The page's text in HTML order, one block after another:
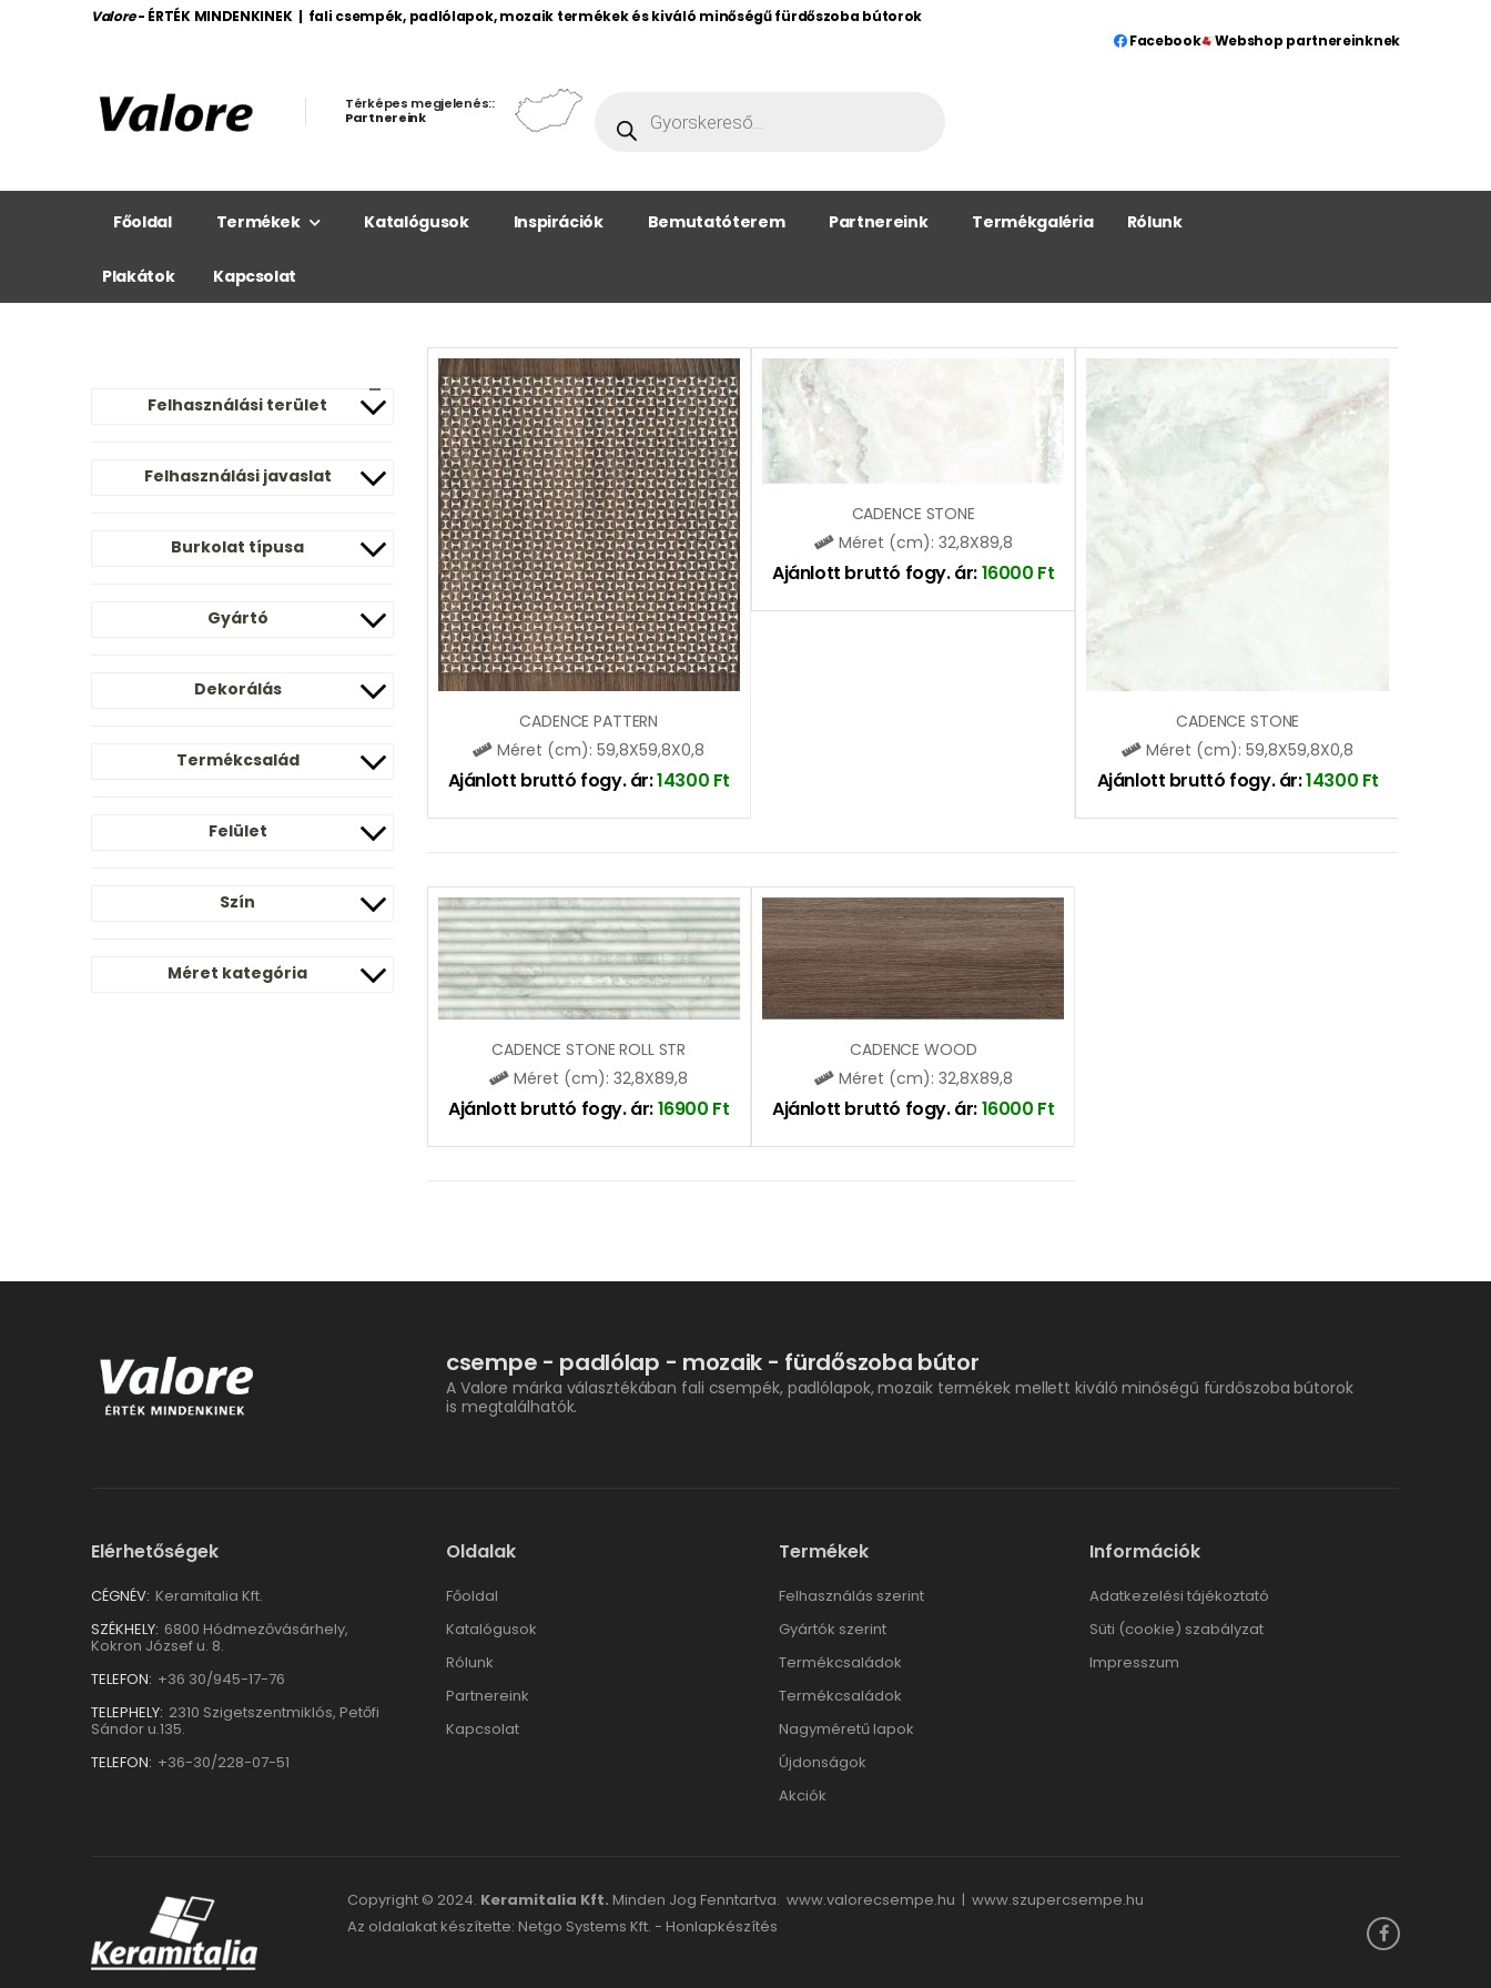
Valore - ÉRTÉK MINDENKINEK | fali csempék, padlólapok, mozaik termékek és kiváló minőségű fürdőszoba bútorok
Facebook
Webshop partnereinknek
Térképes megjelenés::
Partnereink
Főoldal Termékek Katalógusok Inspirációk Bemutatóterem Partnereink Termékgaléria Rólunk
Plakátok Kapcsolat
Felhasználási terület
Felhasználási javaslat
Burkolat típusa
Gyártó
Dekorálás
Termékcsalád
Felület
Szín
Méret kategória
CADENCE PATTERN
Méret (cm): 59,8X59,8X0,8
Ajánlott bruttó fogy. ár:14300 Ft
CADENCE STONE
Méret (cm): 32,8X89,8
Ajánlott bruttó fogy. ár:16000 Ft
CADENCE STONE
Méret (cm): 59,8X59,8X0,8
Ajánlott bruttó fogy. ár:14300 Ft
CADENCE STONE ROLL STR
Méret (cm): 32,8X89,8
Ajánlott bruttó fogy. ár:16900 Ft
CADENCE WOOD
Méret (cm): 32,8X89,8
Ajánlott bruttó fogy. ár:16000 Ft
csempe - padlólap - mozaik - fürdőszoba bútor
A Valore márka választékában fali csempék, padlólapok, mozaik termékek mellett kiváló minőségű fürdőszoba bútorok
is megtalálhatók.
Elérhetőségek
CÉGNÉV: Keramitalia Kft.
SZÉKHELY: 6800 Hódmezővásárhely,
Kokron József u. 8.
TELEFON: +36 30/945-17-76
TELEPHELY: 2310 Szigetszentmiklós, Petőfi
Sándor u.135.
TELEFON: +36-30/228-07-51
Oldalak
Főoldal
Katalógusok
Rólunk
Partnereink
Kapcsolat
Termékek
Felhasználás szerint
Gyártók szerint
Termékcsaládok
Termékcsaládok
Nagyméretű lapok
Újdonságok
Akciók
Információk
Adatkezelési tájékoztató
Süti (cookie) szabályzat
Impresszum
Copyright © 2024. Keramitalia Kft. Minden Jog Fenntartva. www.valorecsempe.hu | www.szupercsempe.hu
Az oldalakat készítette: Netgo Systems Kft. - Honlapkészítés